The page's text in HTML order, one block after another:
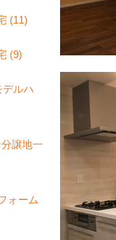
(11)
(9)
デルハ
譲地一
ォーム